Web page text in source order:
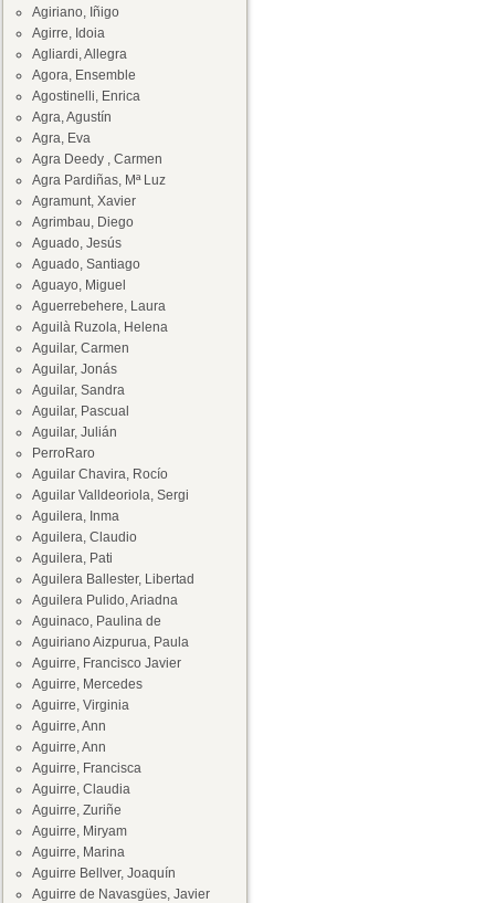
Agiriano, Iñigo
Agirre, Idoia
Agliardi, Allegra
Agora, Ensemble
Agostinelli, Enrica
Agra, Agustín
Agra, Eva
Agra Deedy , Carmen
Agra Pardiñas, Mª Luz
Agramunt, Xavier
Agrimbau, Diego
Aguado, Jesús
Aguado, Santiago
Aguayo, Miguel
Aguerrebehere, Laura
Aguilà Ruzola, Helena
Aguilar, Carmen
Aguilar, Jonás
Aguilar, Sandra
Aguilar, Pascual
Aguilar, Julián
PerroRaro
Aguilar Chavira, Rocío
Aguilar Valldeoriola, Sergi
Aguilera, Inma
Aguilera, Claudio
Aguilera, Pati
Aguilera Ballester, Libertad
Aguilera Pulido, Ariadna
Aguinaco, Paulina de
Aguiriano Aizpurua, Paula
Aguirre, Francisco Javier
Aguirre, Mercedes
Aguirre, Virginia
Aguirre, Ann
Aguirre, Ann
Aguirre, Francisca
Aguirre, Claudia
Aguirre, Zuriñe
Aguirre, Miryam
Aguirre, Marina
Aguirre Bellver, Joaquín
Aguirre de Navasgües, Javier